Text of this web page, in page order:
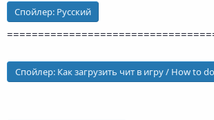
Спойлер: Русский
Спойлер: Как загрузить чит в игру / How to